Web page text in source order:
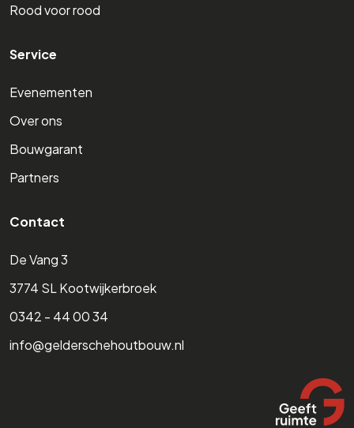
Rood voor rood
Service
Evenementen
Over ons
Bouwgarant
Partners
Contact
De Vang 3
3774 SL Kootwijkerbroek
0342 - 44 00 34
info@gelderschehoutbouw.nl